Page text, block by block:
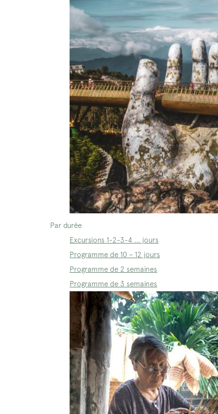
Par durée
Excursions 1-2-3-4 … jours
Programme de 10 – 12 jours
Programme de 2 semaines
Programme de 3 semaines